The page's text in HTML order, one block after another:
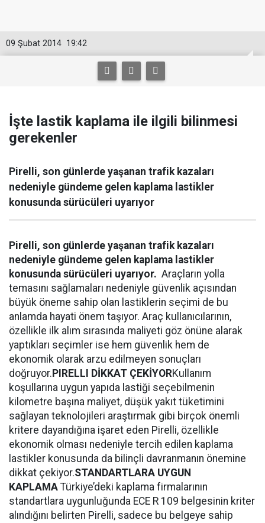
19:42
09 Şubat 2014
İşte lastik kaplama ile ilgili bilinmesi
gerekenler
Pirelli, son günlerde yaşanan trafik kazaları
nedeniyle gündeme gelen kaplama lastikler
konusunda sürücüleri uyarıyor
Pirelli, son günlerde yaşanan trafik kazaları
nedeniyle gündeme gelen kaplama lastikler
konusunda sürücüleri uyarıyor. Araçların yolla
temasını sağlamaları nedeniyle güvenlik açısından
büyük öneme sahip olan lastiklerin seçimi de bu
anlamda hayati önem taşıyor. Araç kullanıcılarının,
özellikle ilk alım sırasında maliyeti göz önüne alarak
yaptıkları seçimler ise hem güvenlik hem de
ekonomik olarak arzu edilmeyen sonuçları
doğruyor. PIRELLI DİKKAT ÇEKİYORKullanım
koşullarına uygun yapıda lastiği seçebilmenin
kilometre başına maliyet, düşük yakıt tüketimini
sağlayan teknolojileri araştırmak gibi birçok önemli
kritere dayandığına işaret eden Pirelli, özellikle
ekonomik olması nedeniyle tercih edilen kaplama
lastikler konusunda da bilinçli davranmanın önemine
dikkat çekiyor.STANDARTLARA UYGUN
KAPLAMA Türkiye’deki kaplama firmalarının
standartlara uygunluğunda ECE R 109 belgesinin kriter
alındığını belirten Pirelli, sadece bu belgeye sahip